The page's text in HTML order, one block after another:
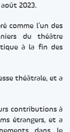
2023.
comme l’un des
du théâtre
à la fin des
théâtrale, et a
contributions à
étrangers, et a